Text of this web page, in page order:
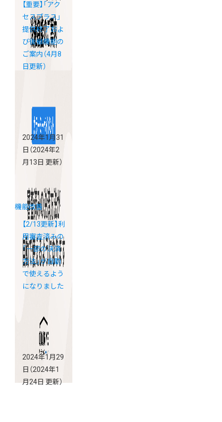
【重要】「アク
セスプラス」
提供終了およ
び後継機能の
ご案内（4月8
日更新）
2024年1月31
日 （2024年2
月13日 更新）
機能改善
【2/13更新】利
用審査済みの
「一部の決済
方法」が自動
で使えるよう
になりました
2024年1月29
日 （2024年1
月24日 更新）